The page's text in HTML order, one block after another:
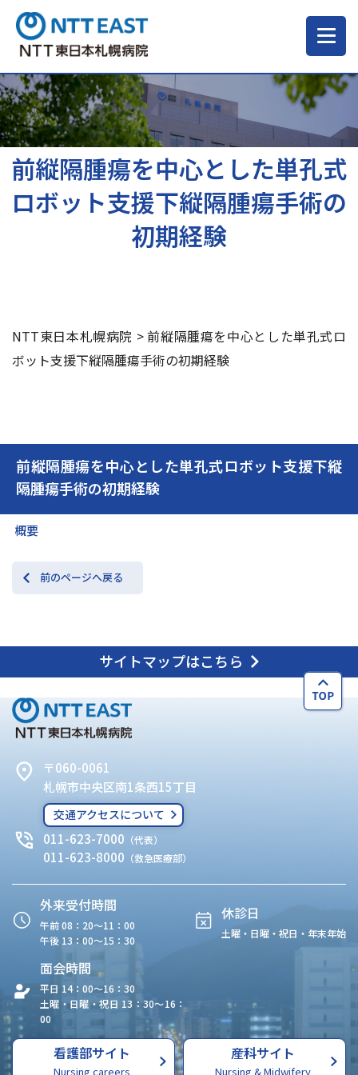
当院について
ご来院される方へ
診療科・部門
前縦隔腫瘍を中心とした単孔式ロボット支援下縦
隔腫瘍手術の初期経験
概要
前のページへ戻る
前縦隔腫瘍を中心とした単孔式
ロボット支援下縦隔腫瘍手術の
初期経験
NTT東日本札幌病院 >前縦隔腫瘍を中心とした単孔式ロ
ボット支援下縦隔腫瘍手術の初期経験
サイトマップはこちら
〒060-0061
札幌市中央区南1条西15丁目
交通アクセスについて
011-623-7000 （代表）
011-623-8000 （救急医療部）
外来受付時間
午前 08：20〜11：00
午後 13：00〜15：30
休診日
土曜・日曜・祝日・年末年始
面会時間
平日 14：00〜16：30
土曜・日曜・祝日 13：30〜16：
00
看護部サイト
Nursing careers
産科サイト
Nursing & Midwifery